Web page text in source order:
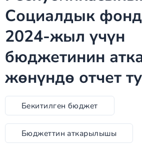
Социалдык
2024-жыл үчүн
бюджетинин
жөнүндө отчет
Бекитилген бюджет
Бюджеттин аткарылышы